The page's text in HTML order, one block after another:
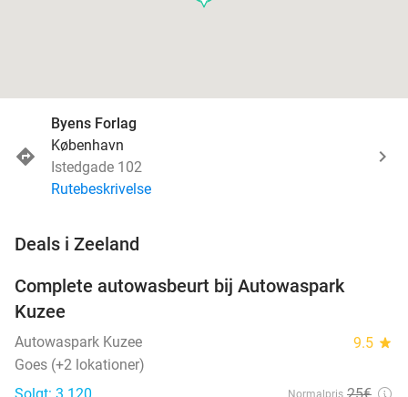
Byens Forlag
København
Istedgade 102
Rutebeskrivelse
Deals i Zeeland
Complete autowasbeurt bij Autowaspark
Kuzee
Autowaspark Kuzee 9.5 star
Goes (+2 lokationer)
Solgt: 3.120
Normalpris 25€